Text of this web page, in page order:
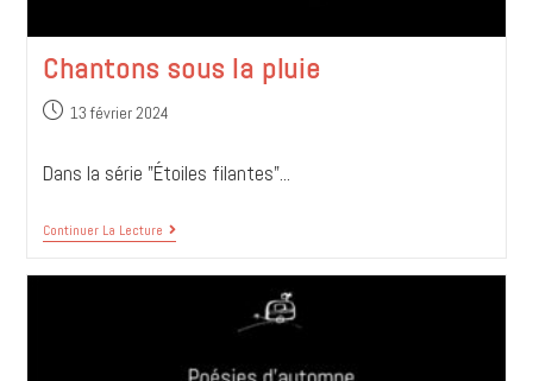
Chantons sous la pluie
13 février 2024
Dans la série "Étoiles filantes"...
Continuer La Lecture